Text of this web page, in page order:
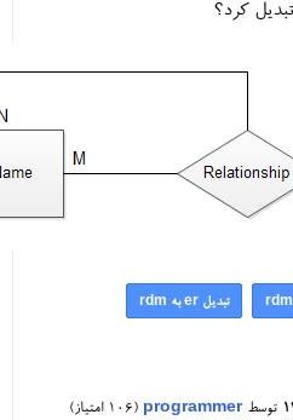
rdm تبدیل er به rdm
توسطprogrammer
(
106 امتیاز)